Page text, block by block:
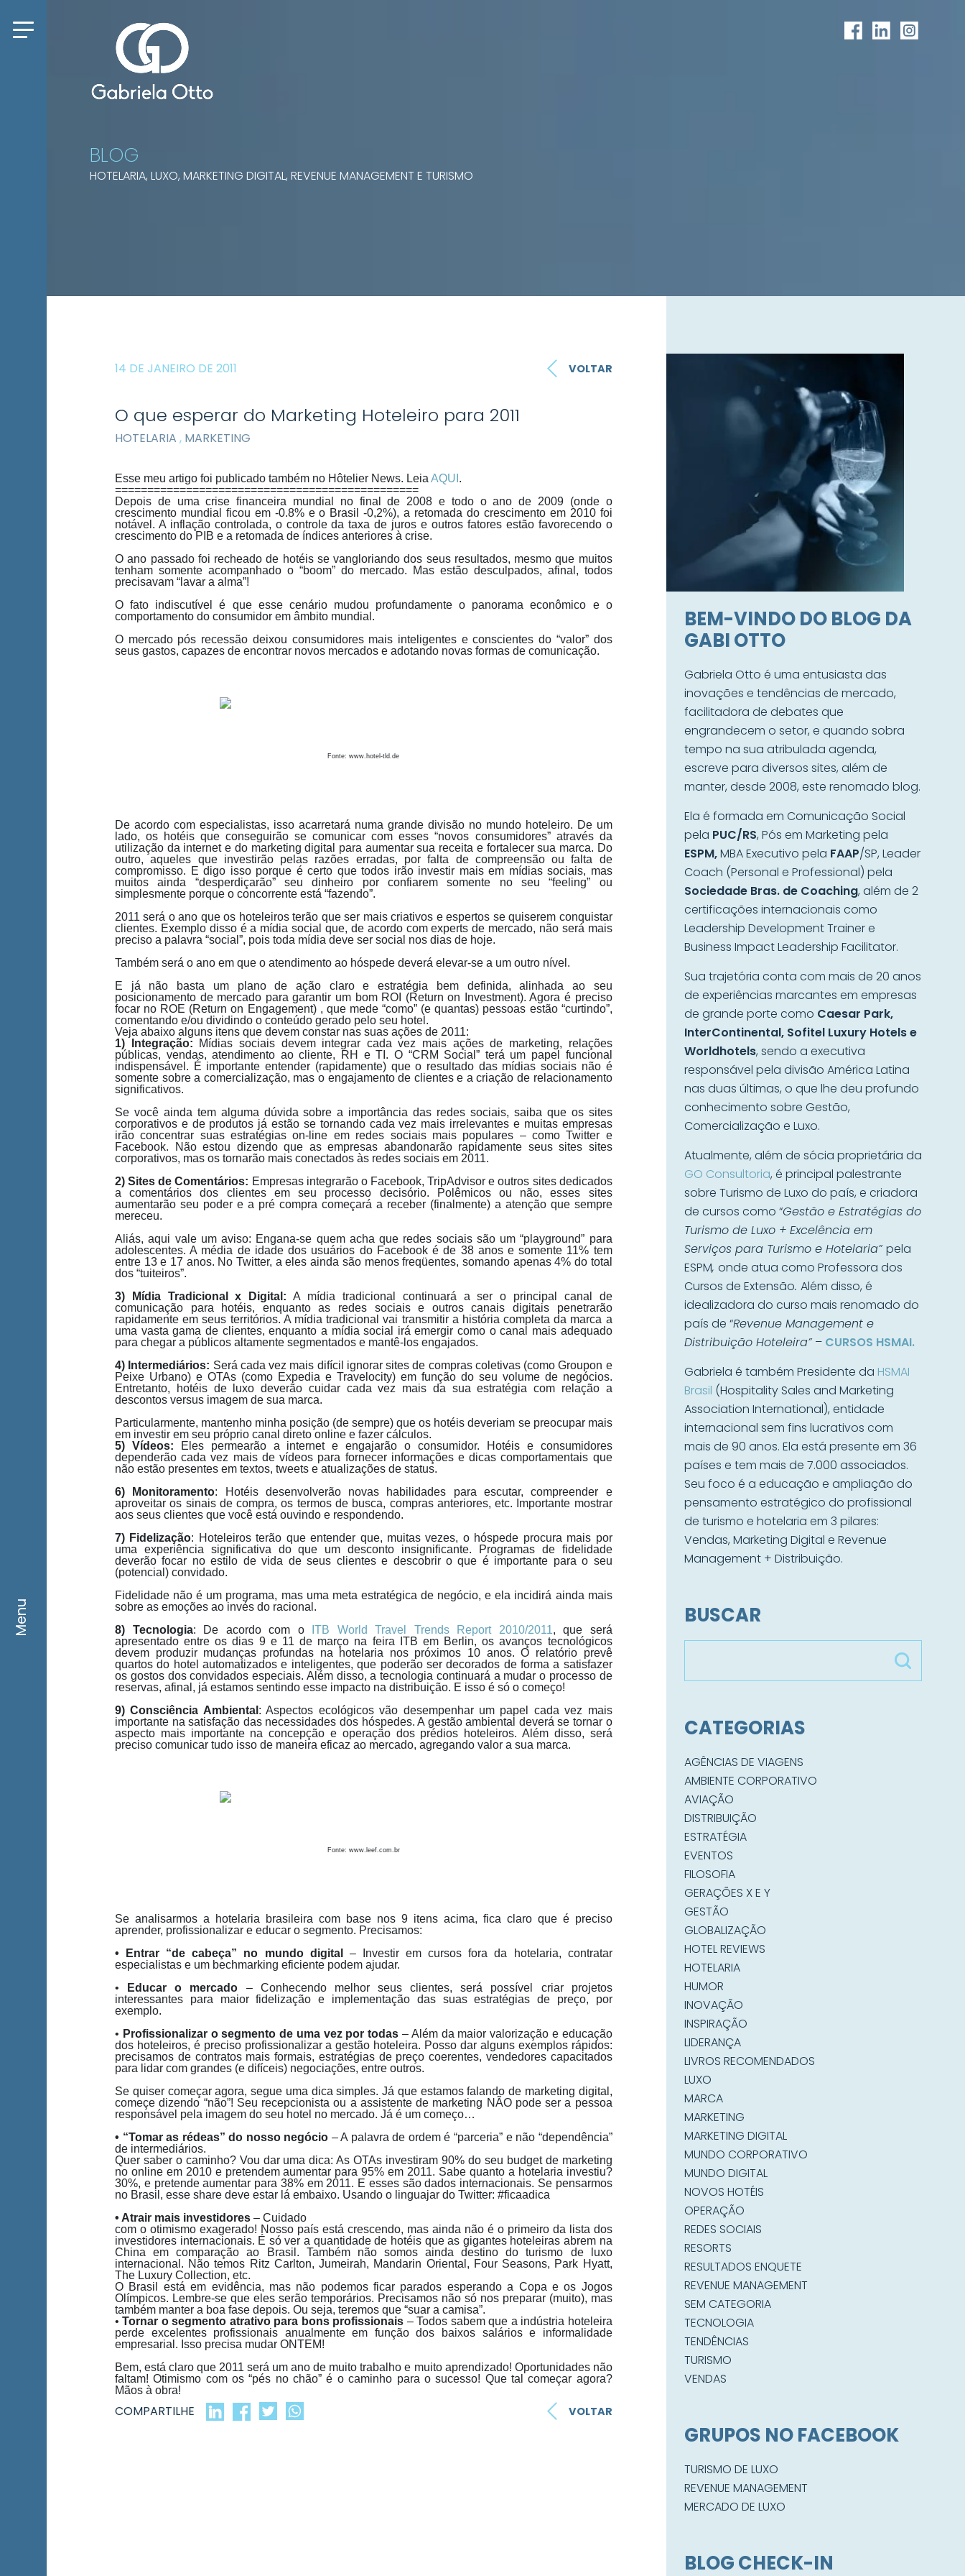
Menu
BLOG
HOTELARIA, LUXO, MARKETING DIGITAL, REVENUE MANAGEMENT E TURISMO
14 DE JANEIRO DE 2011 VOLTAR
O que esperar do Marketing Hoteleiro para 2011
HOTELARIA , MARKETING
Esse meu artigo foi publicado também no Hôtelier News. Leia AQUI .
===============================================
Depois de uma crise financeira mundial no final de 2008 e todo o ano de 2009 (onde o
crescimento mundial ficou em -0.8% e o Brasil -0,2%), a retomada do crescimento em 2010 foi
notável. A inflação controlada, o controle da taxa de juros e outros fatores estão favorecendo o
crescimento do PIB e a retomada de índices anteriores à crise.
O ano passado foi recheado de hotéis se vangloriando dos seus resultados, mesmo que muitos
tenham somente acompanhado o “boom” do mercado. Mas estão desculpados, afinal, todos
precisavam “lavar a alma”!
O fato indiscutível é que esse cenário mudou profundamente o panorama econômico e o
comportamento do consumidor em âmbito mundial.
O mercado pós recessão deixou consumidores mais inteligentes e conscientes do “valor” dos
seus gastos, capazes de encontrar novos mercados e adotando novas formas de comunicação.
Fonte: www.hotel-tld.de
De acordo com especialistas, isso acarretará numa grande divisão no mundo hoteleiro. De um
lado, os hotéis que conseguirão se comunicar com esses “novos consumidores” através da
utilização da internet e do marketing digital para aumentar sua receita e fortalecer sua marca. Do
outro, aqueles que investirão pelas razões erradas, por falta de compreensão ou falta de
compromisso. E digo isso porque é certo que todos irão investir mais em mídias sociais, mas
muitos ainda “desperdiçarão” seu dinheiro por confiarem somente no seu “feeling” ou
simplesmente porque o concorrente está “fazendo”.
2011 será o ano que os hoteleiros terão que ser mais criativos e espertos se quiserem conquistar
clientes. Exemplo disso é a mídia social que, de acordo com experts de mercado, não será mais
preciso a palavra “social”, pois toda mídia deve ser social nos dias de hoje.
Também será o ano em que o atendimento ao hóspede deverá elevar-se a um outro nível.
E já não basta um plano de ação claro e estratégia bem definida, alinhada ao seu
posicionamento de mercado para garantir um bom ROI (Return on Investment). Agora é preciso
focar no ROE (Return on Engagement) , que mede “como” (e quantas) pessoas estão “curtindo”,
comentando e/ou dividindo o conteúdo gerado pelo seu hotel.
Veja abaixo alguns itens que devem constar nas suas ações de 2011:
1)
Integração: Mídias sociais devem integrar cada vez mais ações de marketing, relações
públicas, vendas, atendimento ao cliente, RH e TI. O “CRM Social” terá um papel funcional
indispensável. É importante entender (rapidamente) que o resultado das mídias sociais não é
somente sobre a comercialização, mas o engajamento de clientes e a criação de relacionamento
significativos.
Se você ainda tem alguma dúvida sobre a importância das redes sociais, saiba que os sites
corporativos e de produtos já estão se tornando cada vez mais irrelevantes e muitas empresas
irão concentrar suas estratégias on-line em redes sociais mais populares – como Twitter e
Facebook. Não estou dizendo que as empresas abandonarão rapidamente seus sites sites
corporativos, mas os tornarão mais conectados às redes sociais em 2011.
2) Sites de Comentários: Empresas integrarão o Facebook, TripAdvisor e outros sites dedicados
a comentários dos clientes em seu processo decisório. Polêmicos ou não, esses sites
aumentarão seu poder e a pré compra começará a receber (finalmente) a atenção que sempre
mereceu.
Aliás, aqui vale um aviso: Engana-se quem acha que redes sociais são um “playground” para
adolescentes. A média de idade dos usuários do Facebook é de 38 anos e somente 11% tem
entre 13 e 17 anos. No Twitter, a eles ainda são menos freqüentes, somando apenas 4% do total
dos “tuiteiros”.
3) Mídia Tradicional x Digital: A mídia tradicional continuará a ser o principal canal de
comunicação para hotéis, enquanto as redes sociais e outros canais digitais penetrarão
rapidamente em seus territórios. A mídia tradicional vai transmitir a história completa da marca a
uma vasta gama de clientes, enquanto a mídia social irá emergir como o canal mais adequado
para chegar a públicos altamente segmentados e mantê-los engajados.
4) Intermediários: Será cada vez mais difícil ignorar sites de compras coletivas (como Groupon e
Peixe Urbano) e OTAs (como Expedia e Travelocity) em função do seu volume de negócios.
Entretanto, hotéis de luxo deverão cuidar cada vez mais da sua estratégia com relação a
descontos versus imagem de sua marca.
Particularmente, mantenho minha posição (de sempre) que os hotéis deveriam se preocupar mais
em investir em seu próprio canal direto online e fazer cálculos.
5) Vídeos: Eles permearão a internet e engajarão o consumidor. Hotéis e consumidores
dependerão cada vez mais de vídeos para fornecer informações e dicas comportamentais que
não estão presentes em textos, tweets e atualizações de status.
6) Monitoramento: Hotéis desenvolverão novas habilidades para escutar, compreender e
aproveitar os sinais de compra, os termos de busca, compras anteriores, etc. Importante mostrar
aos seus clientes que você está ouvindo e respondendo.
7) Fidelização: Hoteleiros terão que entender que, muitas vezes, o hóspede procura mais por
uma experiência significativa do que um desconto insignificante. Programas de fidelidade
deverão focar no estilo de vida de seus clientes e descobrir o que é importante para o seu
(potencial) convidado.
Fidelidade não é um programa, mas uma meta estratégica de negócio, e ela incidirá ainda mais
sobre as emoções ao invés do racional.
8)
Tecnologia: De acordo com o ITB World Travel Trends Report 2010/2011, que será
apresentado entre os dias 9 e 11 de março na feira ITB em Berlin, os avanços tecnológicos
devem produzir mudanças profundas na hotelaria nos próximos 10 anos. O relatório prevê
quartos do hotel automatizados e inteligentes, que poderão ser decorados de forma a satisfazer
os gostos dos convidados especiais. Além disso, a tecnologia continuará a mudar o processo de
reservas, afinal, já estamos sentindo esse impacto na distribuição. E isso é só o começo!
9) Consciência Ambiental : Aspectos ecológicos vão desempenhar um papel cada vez mais
importante na satisfação das necessidades dos hóspedes. A gestão ambiental deverá se tornar o
aspecto mais importante na concepção e operação dos prédios hoteleiros. Além disso, será
preciso comunicar tudo isso de maneira eficaz ao mercado, agregando valor a sua marca.
Fonte: www.leef.com.br
Se analisarmos a hotelaria brasileira com base nos 9 itens acima, fica claro que é preciso
aprender, profissionalizar e educar o segmento. Precisamos:
• Entrar “de cabeça” no mundo digital
– Investir em cursos fora da hotelaria, contratar
especialistas e um bechmarking eficiente podem ajudar.
•
Educar o mercado – Conhecendo melhor seus clientes, será possível criar projetos
interessantes para maior fidelização e implementação das suas estratégias de preço, por
exemplo.
• Profissionalizar o segmento de uma vez por todas – Além da maior valorização e educação
dos hoteleiros, é preciso profissionalizar a gestão hoteleira. Posso dar alguns exemplos rápidos:
precisamos de contratos mais formais, estratégias de preço coerentes, vendedores capacitados
para lidar com grandes (e difíceis) negociações, entre outros.
Se quiser começar agora, segue uma dica simples. Já que estamos falando de marketing digital,
começe dizendo “não”! Seu recepcionista ou a assistente de marketing NÃO pode ser a pessoa
responsável pela imagem do seu hotel no mercado. Já é um começo…
• “Tomar as rédeas” do nosso negócio – A palavra de ordem é “parceria” e não “dependência”
de intermediários.
Quer saber o caminho? Vou dar uma dica: As OTAs investiram 90% do seu budget de marketing
no online em 2010 e pretendem aumentar para 95% em 2011. Sabe quanto a hotelaria investiu?
30%, e pretende aumentar para 38% em 2011. E esses são dados internacionais. Se pensarmos
no Brasil, esse share deve estar lá embaixo. Usando o linguajar do Twitter: #ficaadica
• Atrair mais investidores – Cuidado
com o otimismo exagerado! Nosso país está crescendo, mas ainda não é o primeiro da lista dos
investidores internacionais. É só ver a quantidade de hotéis que as gigantes hoteleiras abrem na
China em comparação ao Brasil. Também não somos ainda destino do turismo de luxo
internacional. Não temos Ritz Carlton, Jumeirah, Mandarin Oriental, Four Seasons, Park Hyatt,
The Luxury Collection, etc.
O Brasil está em evidência, mas não podemos ficar parados esperando a Copa e os Jogos
Olímpicos. Lembre-se que eles serão temporários. Precisamos não só nos preparar (muito), mas
também manter a boa fase depois. Ou seja, teremos que “suar a camisa”.
•Tornar o segmento atrativo para bons profissionais – Todos sabem que a indústria hoteleira
perde excelentes profissionais anualmente em função dos baixos salários e informalidade
empresarial. Isso precisa mudar ONTEM!
Bem, está claro que 2011 será um ano de muito trabalho e muito aprendizado! Oportunidades não
faltam! Otimismo com os “pés no chão” é o caminho para o sucesso! Que tal começar agora?
Mãos à obra!
COMPARTILHE VOLTAR
BEM-VINDO DO BLOG DA
GABI OTTO
Gabriela Otto é uma entusiasta das
inovações e tendências de mercado,
facilitadora de debates que
engrandecem o setor, e quando sobra
tempo na sua atribulada agenda,
escreve para diversos sites, além de
manter, desde 2008, este renomado blog.
Ela é formada em Comunicação Social
pela PUC/RS, Pós em Marketing pela
ESPM,MBA Executivo pela FAAP/SP, Leader
Coach (Personal e Professional) pela
Sociedade Bras. de Coaching, além de 2
certificações internacionais como
Leadership Development Trainer e
Business Impact Leadership Facilitator.
Sua trajetória conta com mais de 20 anos
de experiências marcantes em empresas
de grande porte como Caesar Park,
InterContinental, Sofitel Luxury Hotels e
Worldhotels, sendo a executiva
responsável pela divisão América Latina
nas duas últimas, o que lhe deu profundo
conhecimento sobre Gestão,
Comercialização e Luxo.
Atualmente, além de sócia proprietária da
GO Consultoria, é principal palestrante
sobre Turismo de Luxo do país, e criadora
de cursos como “Gestão e Estratégias do
Turismo de Luxo + Excelência em
Serviços para Turismo e Hotelaria”pela
ESPM, onde atua como Professora dos
Cursos de Extensão. Além disso, é
idealizadora do curso mais renomado do
país de “Revenue Management e
Distribuição Hoteleira”– CURSOS HSMAI.
Gabriela é também Presidente da HSMAI
Brasil (Hospitality Sales and Marketing
Association International), entidade
internacional sem fins lucrativos com
mais de 90 anos. Ela está presente em 36
países e tem mais de 7.000 associados.
Seu foco é a educação e ampliação do
pensamento estratégico do profissional
de turismo e hotelaria em 3 pilares:
Vendas, Marketing Digital e Revenue
Management + Distribuição.
BUSCAR
CATEGORIAS
AGÊNCIAS DE VIAGENS
AMBIENTE CORPORATIVO
AVIAÇÃO
DISTRIBUIÇÃO
ESTRATÉGIA
EVENTOS
FILOSOFIA
GERAÇÕES X E Y
GESTÃO
GLOBALIZAÇÃO
HOTEL REVIEWS
HOTELARIA
HUMOR
INOVAÇÃO
INSPIRAÇÃO
LIDERANÇA
LIVROS RECOMENDADOS
LUXO
MARCA
MARKETING
MARKETING DIGITAL
MUNDO CORPORATIVO
MUNDO DIGITAL
NOVOS HOTÉIS
OPERAÇÃO
REDES SOCIAIS
RESORTS
RESULTADOS ENQUETE
REVENUE MANAGEMENT
SEM CATEGORIA
TECNOLOGIA
TENDÊNCIAS
TURISMO
VENDAS
GRUPOS NO FACEBOOK
TURISMO DE LUXO
REVENUE MANAGEMENT
MERCADO DE LUXO
BLOG CHECK-IN